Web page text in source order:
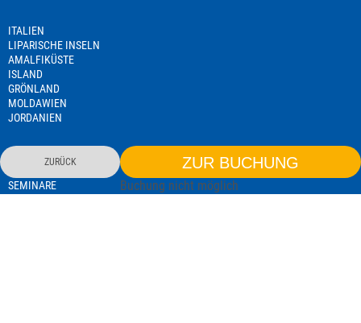
ZURÜCK ZUR BUCHUNG
Buchung nicht möglich
ITALIEN
LIPARISCHE INSELN
AMALFIKÜSTE
ISLAND
GRÖNLAND
MOLDAWIEN
JORDANIEN
NAMIBIA
SEMINARE